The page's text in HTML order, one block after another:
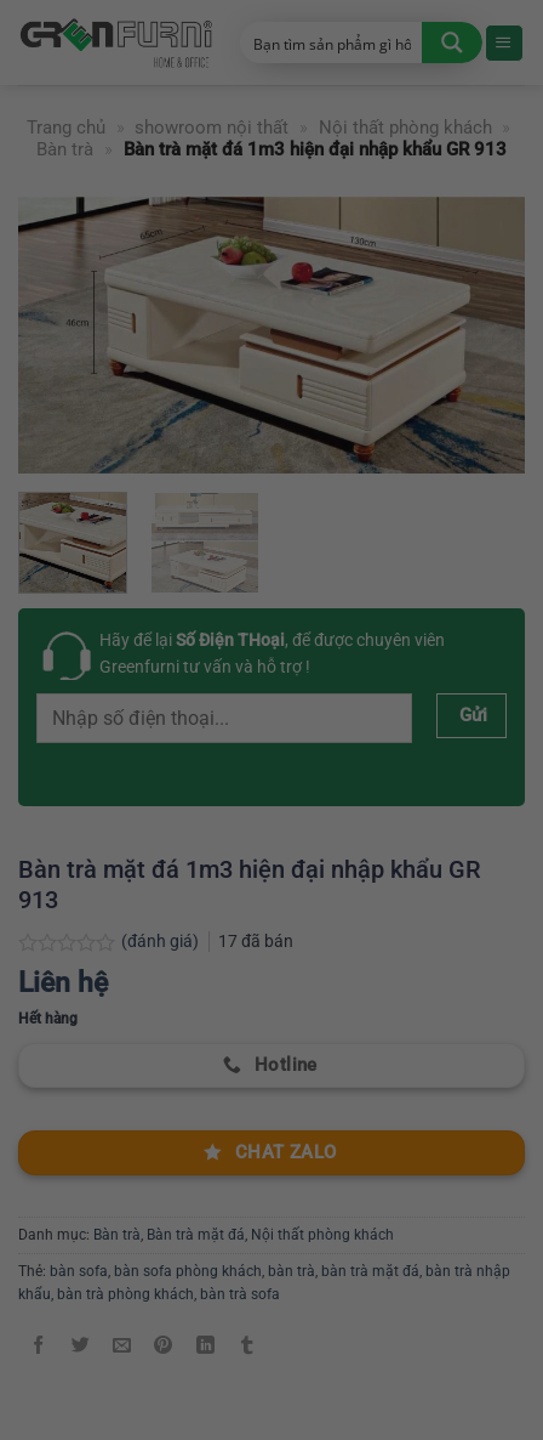
đến
Trang chủ
» showroom nội thất » Nội thất phòng khách
»
Bàn trà
» Bàn trà mặt đá 1m3 hiện đại nhập khẩu GR 913
Hãy để lạiSố Điện THoại, để được chuyên viên
Greenfurni tư vấn và hỗ trợ !
Gửi
Bàn trà mặt đá 1m3 hiện đại nhập khẩu GR
913
Được
xếp
hạng
0
(đánh giá) 17 đã bán
Liên hệ
Hết hàng
Hotline
CHAT ZALO
Danh mục: Bàn trà, Bàn trà mặt đá, Nội thất phòng khách
Thẻ: bàn sofa, bàn sofa phòng khách, bàn trà, bàn trà mặt đá, bàn trà nhập
khẩu, bàn trà phòng khách, bàn trà sofa